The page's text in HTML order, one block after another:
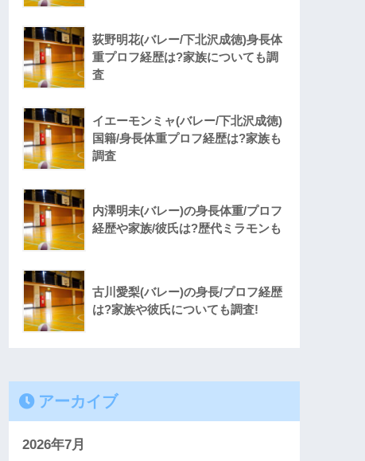
荻野明花(バレー/下北沢成徳)身長体
重プロフ経歴は?家族についても調
査
イエーモンミャ(バレー/下北沢成徳)
国籍/身長体重プロフ経歴は?家族も
調査
内澤明未(バレー)の身長体重/プロフ
経歴や家族/彼氏は?歴代ミラモンも
古川愛梨(バレー)の身長/プロフ経歴
は?家族や彼氏についても調査!
アーカイブ
2026年7月